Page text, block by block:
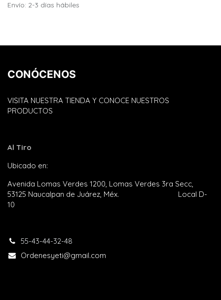
Envío: 2-3 días hábiles
CONÓCENOS
VISITA NUESTRA TIENDA Y CONOCE NUESTROS
PRODUCTOS
Al Tiro
Ubicado en:
Avenida Lomas Verdes 1200, Lomas Verdes 3ra Secc,
53125 Naucalpan de Juárez, Méx. Local D-
10
55-43-44-32-48​
Ordenesyeti@gmail.com